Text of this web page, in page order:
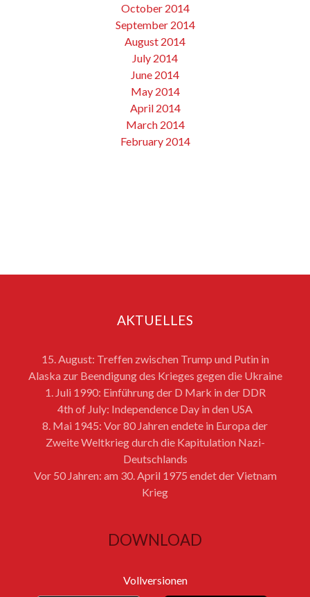
October 2014
September 2014
August 2014
July 2014
June 2014
May 2014
April 2014
March 2014
February 2014
AKTUELLES
15. August: Treffen zwischen Trump und Putin in
Alaska zur Beendigung des Krieges gegen die Ukraine
1. Juli 1990: Einführung der D Mark in der DDR
4th of July: Independence Day in den USA
8. Mai 1945: Vor 80 Jahren endete in Europa der
Zweite Weltkrieg durch die Kapitulation Nazi-
Deutschlands
Vor 50 Jahren: am 30. April 1975 endet der Vietnam
Krieg
DOWNLOAD
Vollversionen